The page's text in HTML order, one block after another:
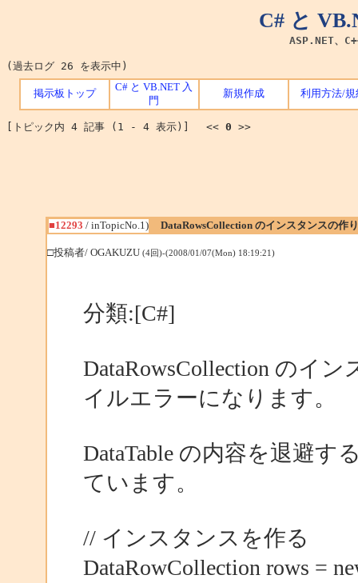
C# と
ASP.NET、
(過去ログ 26 を表示中)
掲示板トップ
C# と VB.NET 入
門
新規作成 利用方法/規
[トピック内 4 記事 (1 - 4 表示)] << 0 >>
■12293 / inTopicNo.1) DataRowsCollection のインスタンスの作
□投稿者/ OGAKUZU (4回)-(2008/01/07(Mon) 18:19:21)
分類:[C#]
DataRowsCollection のイ
イルエラーになります。
DataTable の内容を退避
ています。
// インスタンスを作る
DataRowCollection rows =